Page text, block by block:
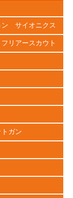
ン サイオニクス
リアースカウト
ガン